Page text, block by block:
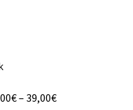
€– 39,00€